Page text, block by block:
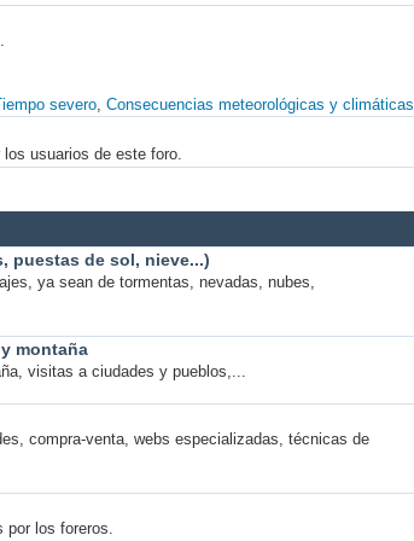
severo Consecuencias meteorológicas y climáticas
usuarios de este foro.
puestas de sol, nieve...)
ya sean de tormentas, nevadas, nubes,
montaña
visitas a ciudades y pueblos,...
compra-venta, webs especializadas, técnicas de
los foreros.